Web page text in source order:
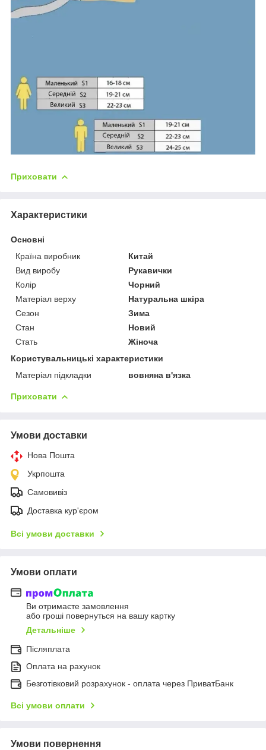
Приховати
Характеристики
Основні
Країна виробник
Китай
Вид виробу
Рукавички
Колір
Чорний
Матеріал верху
Натуральна шкіра
Сезон
Зима
Стан
Новий
Стать
Жіноча
Користувальницькі характеристики
Матеріал підкладки
вовняна в'язка
Приховати
Умови доставки
Нова Пошта
Укрпошта
Самовивіз
Доставка кур'єром
Всі умови доставки
Умови оплати
Ви отримаєте замовлення
або гроші повернуться на вашу картку
Детальніше
Післяплата
Оплата на рахунок
Безготівковий розрахунок - оплата через ПриватБанк
Всі умови оплати
Умови повернення